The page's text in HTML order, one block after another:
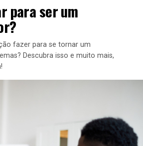
para ser um
fazer para se tornar um
Descubra isso e muito mais,